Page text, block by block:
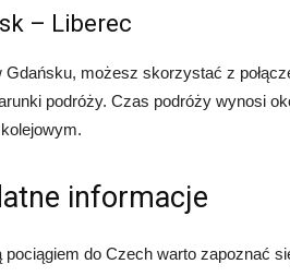
– Liberec
możesz skorzystać z
podróży. Czas podróży wynosi
informacje
pociągiem do Czech warto zapoznać